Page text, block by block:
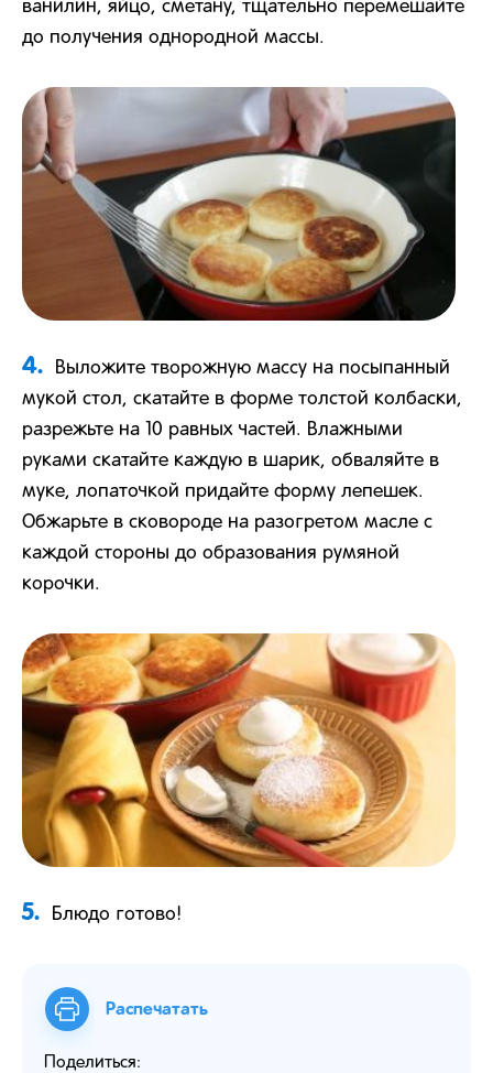
ванилин, яйцо, сметану, тщательно перемешайте
до получения однородной массы.
4.
Выложите творожную массу на посыпанный
мукой стол, скатайте в форме толстой колбаски,
разрежьте на 10 равных частей. Влажными
руками скатайте каждую в шарик, обваляйте в
муке, лопаточкой придайте форму лепешек.
Обжарьте в сковороде на разогретом масле с
каждой стороны до образования румяной
корочки.
5. Блюдо готово!
Распечатать
Поделиться: